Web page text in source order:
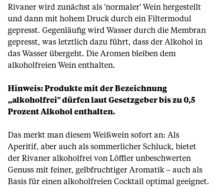
Rivaner wird zunächst als 'normaler' Wein hergestellt
und dann mit hohem Druck durch ein Filtermodul
gepresst. Gegenläufig wird Wasser durch die Membran
gepresst, was letztlich dazu führt, dass der Alkohol in
das Wasser übergeht. Die Aromen bleiben dem
alkoholfreien Wein enthalten.
Hinweis: Produkte mit der Bezeichnung
„alkoholfrei" dürfen laut Gesetzgeber bis zu 0,5
Prozent Alkohol enthalten.
Das merkt man diesem Weißwein sofort an: Als
Aperitif, aber auch als sommerlicher Schluck, bietet
der Rivaner alkoholfrei von Löffler unbeschwerten
Genuss mit feiner, gelbfruchtiger Aromatik – auch als
Basis für einen alkoholfreien Cocktail optimal geeignet.